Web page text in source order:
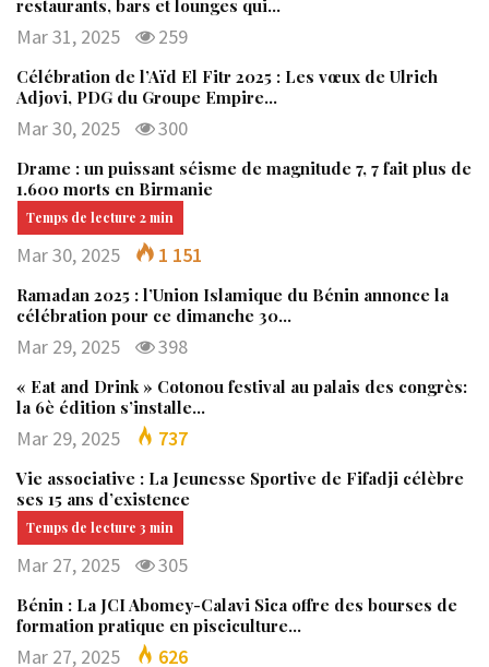
restaurants, bars et lounges qui…
Mar 31, 2025 259
Célébration de l’Aïd El Fitr 2025 : Les vœux de Ulrich
Adjovi, PDG du Groupe Empire…
Mar 30, 2025 300
Drame : un puissant séisme de magnitude 7, 7 fait plus de
1.600 morts en Birmanie
Mar 30, 2025 1 151
Ramadan 2025 : l’Union Islamique du Bénin annonce la
célébration pour ce dimanche 30…
Mar 29, 2025 398
« Eat and Drink » Cotonou festival au palais des congrès:
la 6è édition s’installe…
Mar 29, 2025 737
Vie associative : La Jeunesse Sportive de Fifadji célèbre
ses 15 ans d’existence
Mar 27, 2025 305
Bénin : La JCI Abomey-Calavi Sica offre des bourses de
formation pratique en pisciculture…
Mar 27, 2025 626